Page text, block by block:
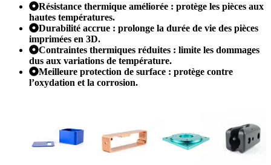
Résistance thermique améliorée : protège les pièces aux
hautes températures.
Durabilité accrue : prolonge la durée de vie des pièces
imprimées en 3D.
Contraintes thermiques réduites : limite les dommages
dus aux variations de température.
Meilleure protection de surface : protège contre
l’oxydation et la corrosion.